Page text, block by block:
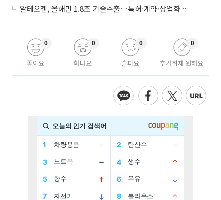
알테오젠, 올해만 1.8조 기술수출…특허·계약·상업화 ‘삼박자’
좋아요
0
화나요
0
슬퍼요
0
추가취재 원해요
0